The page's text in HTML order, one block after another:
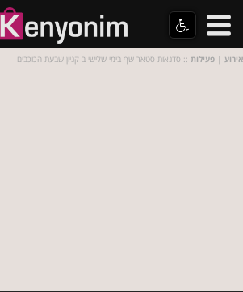
אירוע | פעילות :: סדנאות סטאר שף בימי שלישי ב קניון שבעת הכוכבים